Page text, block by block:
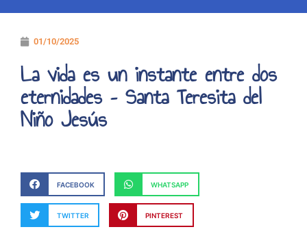
e
f
t t
01/10/2025
La vida es un instante entre dos
eternidades – Santa Teresita del
Niño Jesús
FACEBOOK WHATSAPP
TWITTER PINTEREST